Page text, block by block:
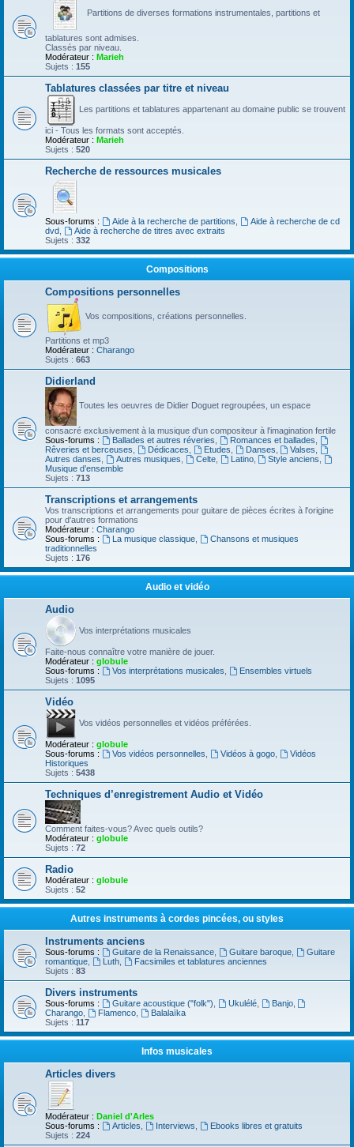
Partitions de diverses formations instrumentales, partitions et
tablatures sont admises.
Classés par niveau.
Modérateur : Marieh
Sujets : 155
Tablatures classées par titre et niveau
Les partitions et tablatures appartenant au domaine public se trouvent
ici - Tous les formats sont acceptés.
Modérateur : Marieh
Sujets : 520
Recherche de ressources musicales
Sous-forums : Aide à la recherche de partitions
Aide à recherche de cd
dvd
Aide à recherche de titres avec extraits
Sujets : 332
Compositions
Compositions personnelles
Vos compositions, créations personnelles.
Partitions et mp3
Modérateur : Charango
Sujets : 663
Didierland
Toutes les oeuvres de Didier Doguet regroupées, un espace
consacré exclusivement à la musique d'un compositeur à l'imagination fertile
Sous-forums :
Ballades et autres réveries Romances et ballades
Rêveries et berceuses
Dédicaces Etudes Danses Valses
Autres danses
Autres musiques Celte, Latino, Style anciens
Musique d’ensemble
Sujets : 713
Transcriptions et arrangements
Vos transcriptions et arrangements pour guitare de pièces écrites à l'origine
pour d'autres formations
Modérateur : Charango
Sous-forums :
La musique classique,
Chansons et musiques
traditionnelles
Sujets : 176
Audio et vidéo
Audio
Vos interprétations musicales
Faite-nous connaître votre manière de jouer.
Modérateur : globule
Sous-forums :
Vos interprétations musicales
Ensembles virtuels
Sujets : 1095
Vidéo
Vos vidéos personnelles et vidéos préférées.
Modérateur : globule
Sous-forums :
Vos vidéos personnelles Vidéos à gogo,
Vidéos
Historiques
Sujets : 5438
Techniques d’enregistrement Audio et Vidéo
Comment faites-vous? Avec quels outils?
Modérateur : globule
Sujets : 72
Radio
Modérateur : globule
Sujets : 52
Autres instruments à cordes pincées, ou styles
Instruments anciens
Sous-forums : Guitare de la Renaissance, Guitare baroque,
Guitare
romantique
Luth,
Facsimiles et tablatures anciennes
Sujets : 83
Divers instruments
Sous-forums : Guitare acoustique ("folk") Ukulélé, Banjo,
Charango
Flamenco,
Balalaïka
Sujets : 117
Infos musicales
Articles divers
Modérateur : Daniel d'Arles
Sous-forums :
Articles Interviews
Ebooks libres et gratuits
Sujets : 224